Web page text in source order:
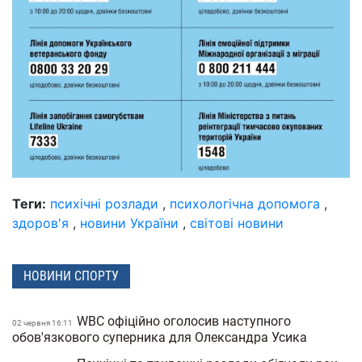
Теги: психічні розлади , психологічна допомога ,
здоров'я , новини України , світові новини
НОВИНИ СПОРТУ
02 червня 16:11
WBC офіційно оголосив наступного
обов'язкового суперника для Олександра Усика